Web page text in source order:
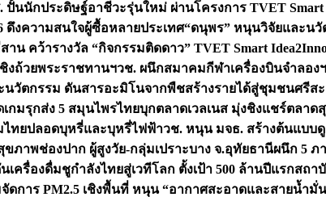
ปั้นนักประดิษฐ์อาชีวะรุ่นใหม่ ผ่านโครงการ TVET Smart
ดึงความสนใจผู้ซื้อหลายประเทศ“ดนุพร” หนุนวิจัยและนวั
คว้ารางวัล “กิจกรรมติดดาว” TVET Smart
งถ้วยพระราชทานฯวช. ผนึกสมาคมกีฬาเครื่องบินจำลอง
วัตกรรม ดันสารอะมิโนจากพืชสร้างรายได้สู่ชุมชนศรีสะ
เกมรุกส่ง 5 สมุนไพรไทยบุกตลาดเวลเนส มุ่งชิงแชร์ตลา
ไทยปลอดบุหรี่และบุหรี่ไฟฟ้าวช. หนุน มจธ. สร้างต้นแบบ
ภาพช่องปาก ผู้สูงวัย-กลุ่มเปราะบาง จ.อุทัยธานีผนึก 5 ภ
ครื่องดื่มชูกำลังไทยสู่เวทีโลก ตั้งเป้า 500 ล้านปีแรกสถา
ดการ PM2.5 เชิงพื้นที่ หนุน “อากาศสะอาดและสายน้ำ